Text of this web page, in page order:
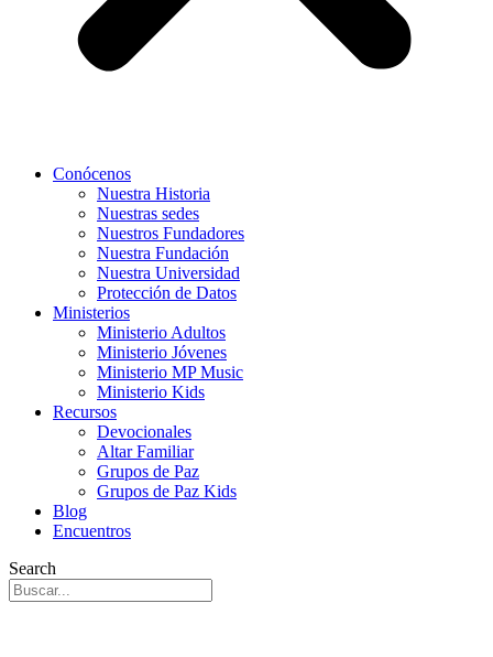
Conócenos
Nuestra Historia
Nuestras sedes
Nuestros Fundadores
Nuestra Fundación
Nuestra Universidad
Protección de Datos
Ministerios
Ministerio Adultos
Ministerio Jóvenes
Ministerio MP Music
Ministerio Kids
Recursos
Devocionales
Altar Familiar
Grupos de Paz
Grupos de Paz Kids
Blog
Encuentros
Search